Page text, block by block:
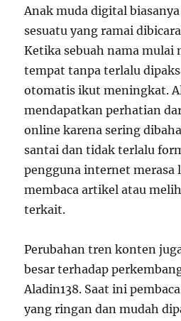
Anak muda digital
sesuatu yang ramai
Ketika sebuah nama mulai
tempat tanpa terlalu
otomatis ikut meningkat.
mendapatkan perhatian
online karena sering
santai dan tidak terlalu
pengguna internet merasa
membaca artikel atau
terkait.
Perubahan tren konten
besar terhadap
Aladin138. Saat ini
yang ringan dan mudah